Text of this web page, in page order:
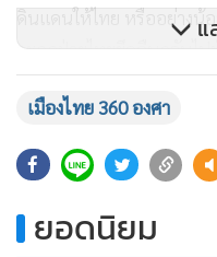
ดินแดนให้ไทย หรืออย่างน้
จะถูกฝ่ายไทยยึดคืนกลับไ
แบบนี้ ทำให้ไทยต้องมีควา
ประสบการณ์ในอดีตหลังเ
เพื่อไม่ให้เขมรสร้างปัญหาใ
พื้นที่อธิปไตยให้กัมพูชาไป
แ
เมืองไทย 360 องศา
ยอดนิยม